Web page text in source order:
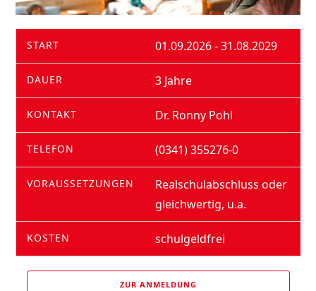
START 01.09.2026 - 31.08.2029
DAUER 3 Jahre
KONTAKT Dr. Ronny Pohl
TELEFON (0341) 355276-0
VORAUSSETZUNGEN
Realschulabschluss oder
gleichwertig, u.a.
KOSTEN schulgeldfrei
ZUR ANMELDUNG